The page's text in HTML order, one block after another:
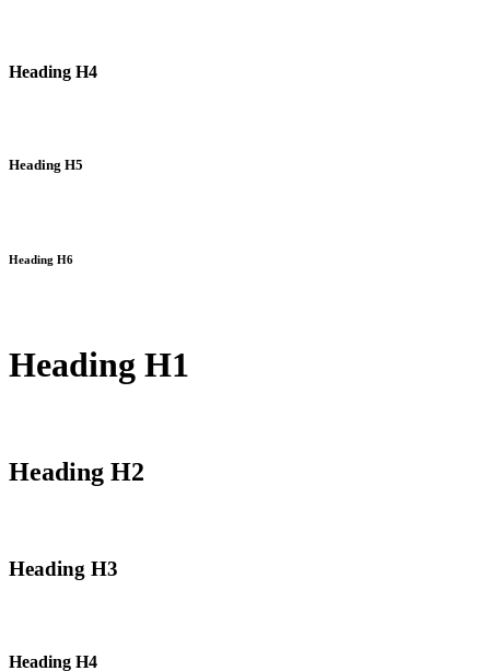
Heading H4
Heading H5
Heading H6
Heading H1
Heading H2
Heading H3
Heading H4